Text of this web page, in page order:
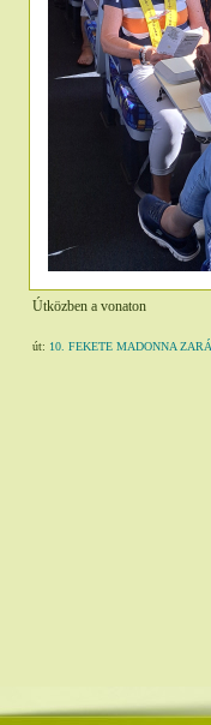
Útközben a vonaton
út: 10. FEKETE MADONNA